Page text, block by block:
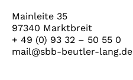
Mainleite 35
97340 Marktbreit
+ 49 (0) 93 32 – 50 55 0
mail@sbb-beutler-lang.de